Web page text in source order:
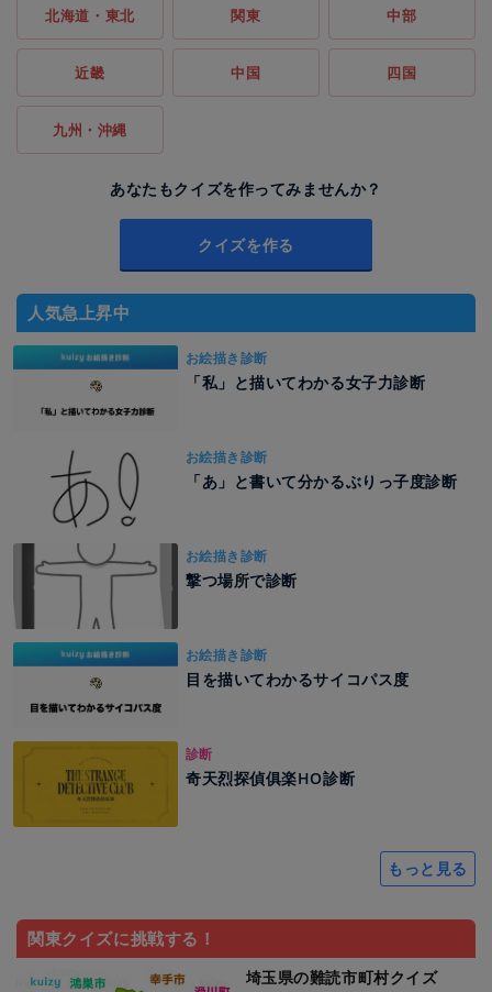
北海道・東北 関東 中部
近畿 中国 四国
九州・沖縄
あなたもクイズを作ってみませんか？
クイズを作る
人気急上昇中
お絵描き診断
「私」と描いてわかる女子力診断
お絵描き診断
「あ」と書いて分かるぶりっ子度診断
お絵描き診断
撃つ場所で診断
お絵描き診断
目を描いてわかるサイコパス度
診断
奇天烈探偵俱楽HO診断
もっと見る
関東クイズに挑戦する！
埼玉県の難読市町村クイズ